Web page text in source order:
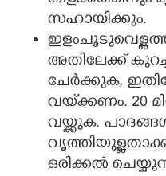
സഹായിക്കും.
അതിലേക്ക്
ചേർക്കുക,
വയ്‌ക്കണം. 20
വയ്ക്കുക.
ഒരിക്കൽ